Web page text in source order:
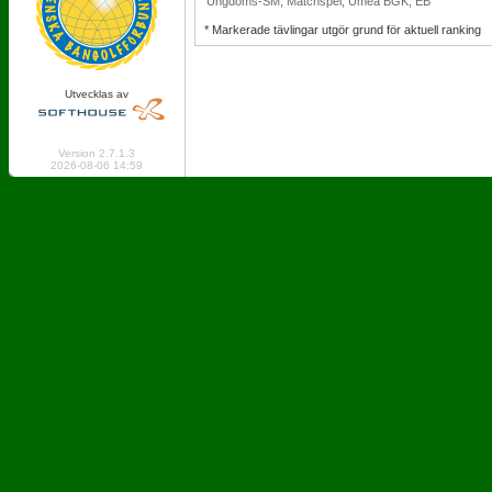
Utvecklas av
Version 2.7.1.3
2026-08-06 14:59
* Markerade tävlingar utgör grund för aktuell ranking